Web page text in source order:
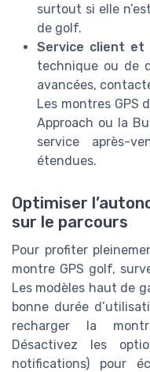
surtout si elle
de golf.
Service client et
technique ou de
avancées,
Les montres GPS
Approach ou la
service après-
étendues.
Optimiser
sur le parcours
Pour profiter
montre GPS golf,
Les modèles haut de
bonne durée
recharger la
Désactivez les
notifications) pour